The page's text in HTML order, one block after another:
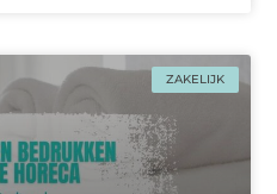
ZAKELIJK